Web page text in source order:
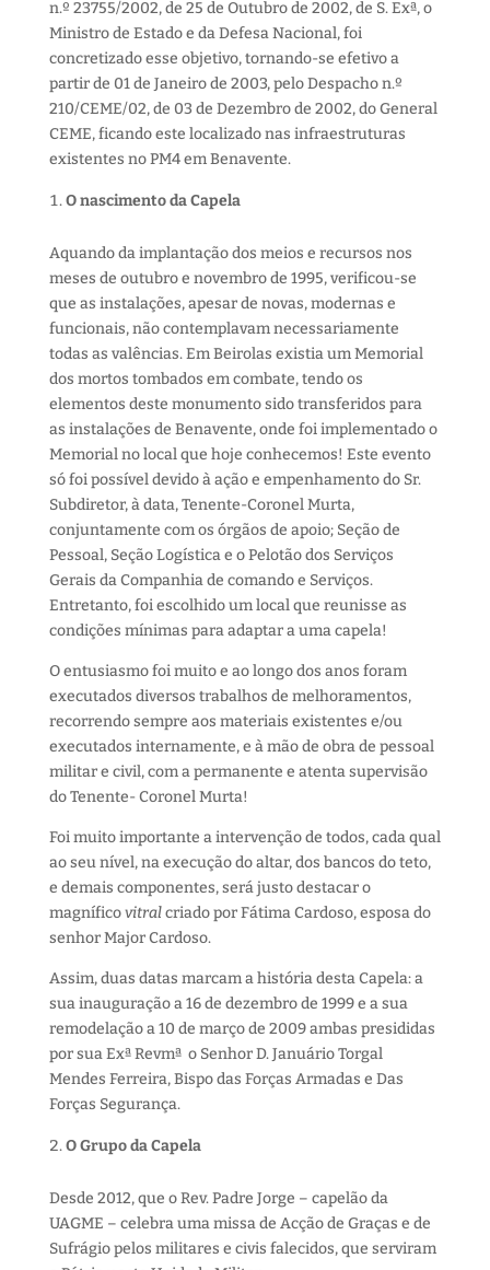
n.º 23755/2002, de 25 de Outubro de 2002, de S. Exª, o
Ministro de Estado e da Defesa Nacional, foi
concretizado esse objetivo, tornando-se efetivo a
partir de 01 de Janeiro de 2003, pelo Despacho n.º
210/CEME/02, de 03 de Dezembro de 2002, do General
CEME, ficando este localizado nas infraestruturas
existentes no PM4 em Benavente.
O nascimento da Capela
Aquando da implantação dos meios e recursos nos
meses de outubro e novembro de 1995, verificou-se
que as instalações, apesar de novas, modernas e
funcionais, não contemplavam necessariamente
todas as valências. Em Beirolas existia um Memorial
dos mortos tombados em combate, tendo os
elementos deste monumento sido transferidos para
as instalações de Benavente, onde foi implementado o
Memorial no local que hoje conhecemos! Este evento
só foi possível devido à ação e empenhamento do Sr.
Subdiretor, à data, Tenente-Coronel Murta,
conjuntamente com os órgãos de apoio; Seção de
Pessoal, Seção Logística e o Pelotão dos Serviços
Gerais da Companhia de comando e Serviços.
Entretanto, foi escolhido um local que reunisse as
condições mínimas para adaptar a uma capela!
O entusiasmo foi muito e ao longo dos anos foram
executados diversos trabalhos de melhoramentos,
recorrendo sempre aos materiais existentes e/ou
executados internamente, e à mão de obra de pessoal
militar e civil, com a permanente e atenta supervisão
do Tenente- Coronel Murta!
Foi muito importante a intervenção de todos, cada qual
ao seu nível, na execução do altar, dos bancos do teto,
e demais componentes, será justo destacar o
magníficovitralcriado por Fátima Cardoso, esposa do
senhor Major Cardoso.
Assim, duas datas marcam a história desta Capela: a
sua inauguração a 16 de dezembro de 1999 e a sua
remodelação a 10 de março de 2009 ambas presididas
por sua Exª Revmª o Senhor D. Januário Torgal
Mendes Ferreira, Bispo das Forças Armadas e Das
Forças Segurança.
O Grupo da Capela
Desde 2012, que o Rev. Padre Jorge – capelão da
UAGME – celebra uma missa de Acção de Graças e de
Sufrágio pelos militares e civis falecidos, que serviram